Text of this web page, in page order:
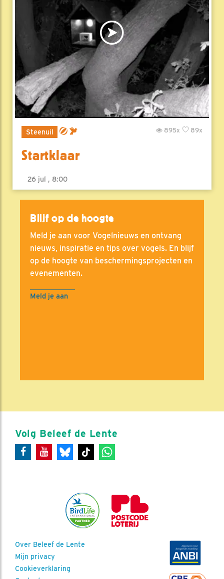
Steenuil 89x
895x
Startklaar
26 jul , 8:00
Blijf op de hoogte
Meld je aan voor Vogelnieuws en ontvang
nieuws, inspiratie en tips over vogels. En blijf
op de hoogte van beschermingsprojecten en
evenementen.
Meld je aan
Volg Beleef de Lente
Over Beleef de Lente
Mijn privacy
Cookieverklaring